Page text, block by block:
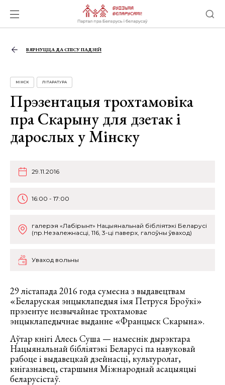
ВЯРНУЦЦА ДА СПІСУ ПАДЗЕЙ
МІНСК ЛІТАРАТУРА
Прэзентацыя трохтамовіка
пра Скарыну для дзетак і
дарослых у Мінску
29.11.2016
16:00 - 17:00
галерэя «Лабірынт» Нацыянальнай бібліятэкі Беларусі
(пр.Незалежнасці, 116, 3-ці паверх, галоўны ўваход)
Уваход вольны
29 лістапада 2016 года сумесна з выдавецтвам
«Беларуская энцыклапедыя імя Петруся Броўкі»
прэзентуе незвычайнае трохтамовае
энцыклапедычнае выданне «Францыск Скарына».
Аўтар кнігі Алесь Суша — намеснік дырэктара
Нацыянальнай бібліятэкі Беларусі па навуковай
рабоце і выдавецкай дзейнасці, культуролаг,
кнігазнавец, старшыня Міжнароднай асацыяцыі
беларусістаў.